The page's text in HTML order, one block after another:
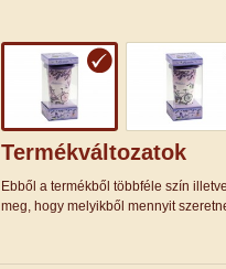
Termékváltozatok
Ebből a termékből többféle szín
meg, hogy melyikből mennyit